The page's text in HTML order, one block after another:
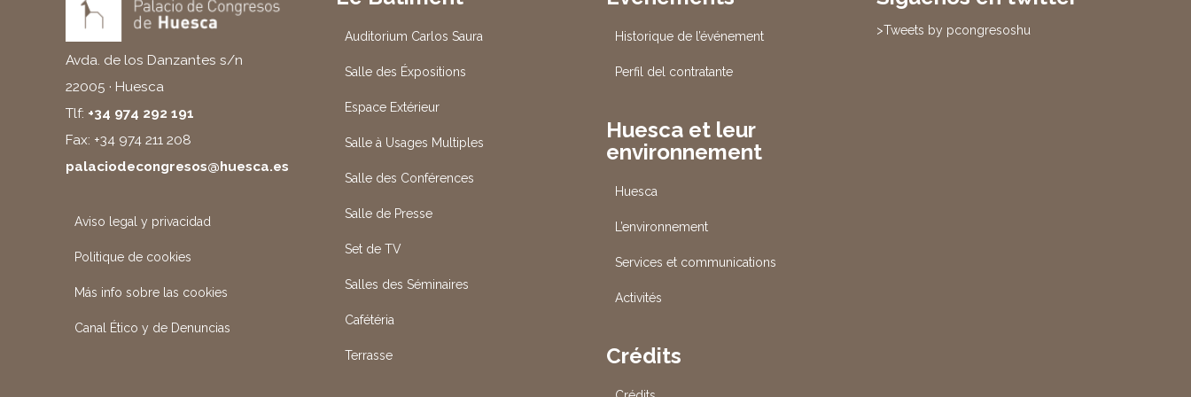
Avda. de los Danzantes s/n
22005 · Huesca
Tlf: +34 974 292 191
Fax: +34 974 211 208
palaciodecongresos@huesca.es
Aviso legal y privacidad
Politique de cookies
Más info sobre las cookies
Canal Ético y de Denuncias
Auditorium Carlos Saura
Salle des Éxpositions
Espace Extérieur
Salle à Usages Multiples
Salle des Conférences
Salle de Presse
Set de TV
Salles des Séminaires
Cafétéria
Terrasse
Historique de l’événement
Perfil del contratante
Huesca et leur
environnement
Huesca
L’environnement
Services et communications
Activités
Crédits
>Tweets by pcongresoshu